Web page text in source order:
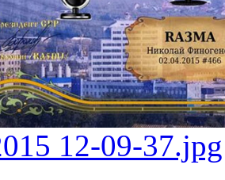
12-09-37.jpg